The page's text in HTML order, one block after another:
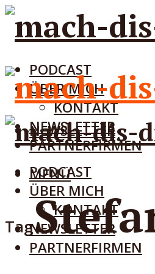
PODCAST
ÜBER MICH
KONTAKT
NEWSLETTER
PARTNERFIRMEN
NEWSLETTER
MENÜ
PODCAST
ÜBER MICH
KONTAKT
NEWSLETTER
PARTNERFIRMEN
Tag